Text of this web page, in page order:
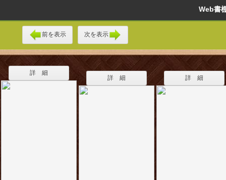
Web
前を表示 次を表示
詳 細
詳 細 詳 細